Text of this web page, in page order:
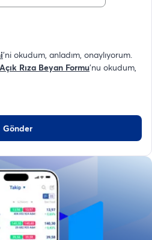
'ni okudum, anladım, onaylıyorum.
Rıza Beyan Formu'nu okudum,
Gönder